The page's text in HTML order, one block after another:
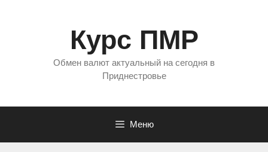
Курс ПМР
Обмен валют актуальный на сегодня в
Приднестровье
Меню